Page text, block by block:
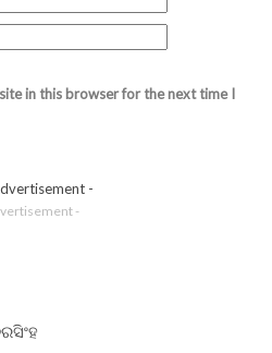
in this browser for the next time I
-